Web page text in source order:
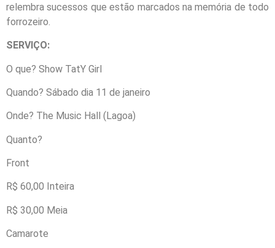
relembra sucessos que estão marcados na memória de todo
forrozeiro.
SERVIÇO:
O que? Show TatY Girl
Quando? Sábado dia 11 de janeiro
Onde? The Music Hall (Lagoa)
Quanto?
Front
R$ 60,00 Inteira
R$ 30,00 Meia
Camarote